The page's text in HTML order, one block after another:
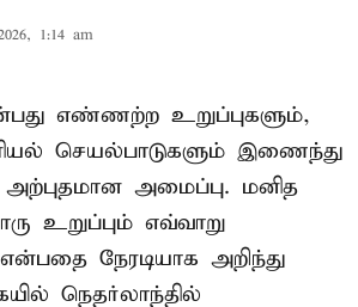
1:14 am
எண்ணற்ற உறுப்புகளும்,
செயல்பாடுகளும் இணைந்து
அமைப்பு. மனித
உறுப்பும் எவ்வாறு
என்பதை நேரடியாக அறிந்து
நெதர்லாந்தில்